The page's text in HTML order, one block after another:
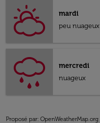
mardi
peu nuageux
mercredi
nuageux
Proposé par: OpenWeatherMap.org